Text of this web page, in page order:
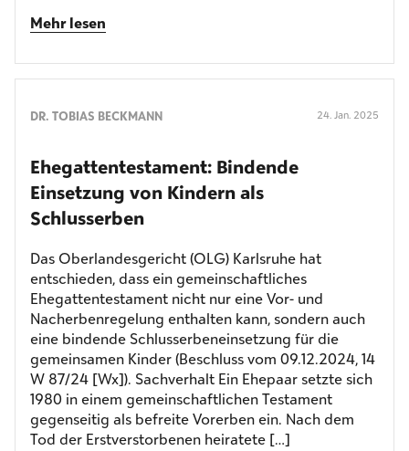
Mehr lesen
DR. TOBIAS BECKMANN 24. Jan. 2025
Ehegattentestament: Bindende
Einsetzung von Kindern als
Schlusserben
Das Oberlandesgericht (OLG) Karlsruhe hat
entschieden, dass ein gemeinschaftliches
Ehegattentestament nicht nur eine Vor- und
Nacherbenregelung enthalten kann, sondern auch
eine bindende Schlusserbeneinsetzung für die
gemeinsamen Kinder (Beschluss vom 09.12.2024, 14
W 87/24 [Wx]). Sachverhalt Ein Ehepaar setzte sich
1980 in einem gemeinschaftlichen Testament
gegenseitig als befreite Vorerben ein. Nach dem
Tod der Erstverstorbenen heiratete […]